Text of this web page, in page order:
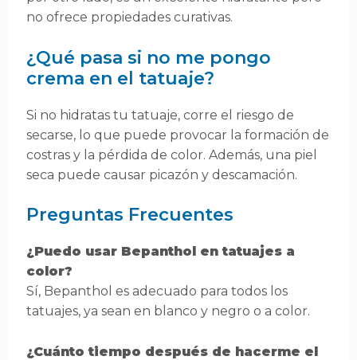
no ofrece propiedades curativas.
¿Qué pasa si no me pongo
crema en el tatuaje?
Si no hidratas tu tatuaje, corre el riesgo de
secarse, lo que puede provocar la formación de
costras y la pérdida de color. Además, una piel
seca puede causar picazón y descamación.
Preguntas Frecuentes
¿Puedo usar Bepanthol en tatuajes a
color?
Sí, Bepanthol es adecuado para todos los
tatuajes, ya sean en blanco y negro o a color.
¿Cuánto tiempo después de hacerme el